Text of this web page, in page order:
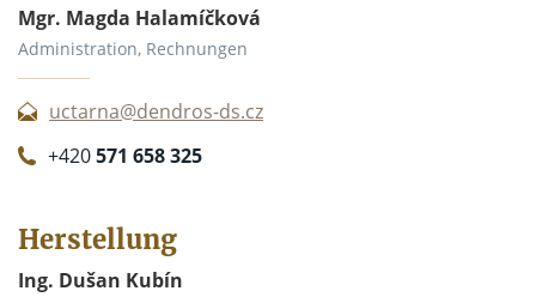
Mgr. Magda Halamíčková
Administration, Rechnungen
uctarna@dendros-ds.cz
+420571 658 325
Herstellung
Ing. Dušan Kubín